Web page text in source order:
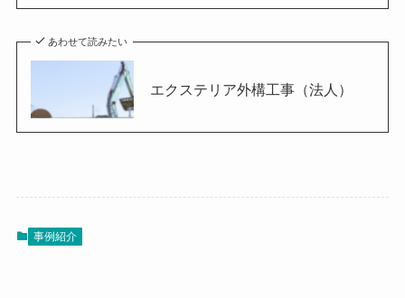
あわせて読みたい
エクステリア外構工事（法人）
事例紹介